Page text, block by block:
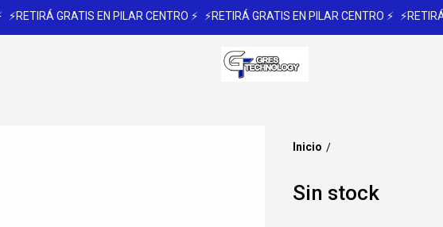
⚡RETIRÁ GRATIS EN PILAR CENTRO ⚡ ⚡RETIRÁ GRATIS EN PILAR CENTRO ⚡ ⚡RETIRÁ
Inicio /
Sin stock